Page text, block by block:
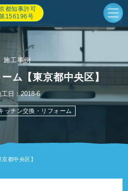
都知事許可
156196号
施工事例
ム【東京都中央区】
日：2018-6
ッチン交換・リフォーム
都中央区】